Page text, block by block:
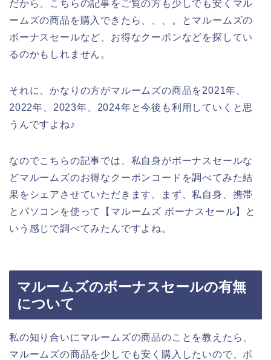
だから、こちらの記事をご覧の方も少しでも安くマル
ームズの商品を購入できたら、、、。とマルームズの
ボーナスセールなど、お得なクーポンなどを探してい
るのかもしれません。
それに、かなりの方がマルームズの商品を2021年、
2022年、2023年、2024年と今後も利用していくと思
うんですよね♪
なのでこちらの記事では、私自身がボーナスセールな
どマルームズのお得なクーポンコードを調べてみた結
果をシェアさせていただきます。まず、私自身、携帯
とパソコンを使って【マルームズ ボーナスセール】と
いう感じで調べてみたんですよね。
マルームズのボーナスセールの有無
について
私の知り合いにマルームズの商品のことを教えたら、
マルームズの商品を少しでも安く購入したいので、ボ